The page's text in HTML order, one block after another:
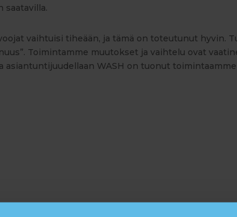
saatavilla.
vaihtuisi tiheään, ja tämä on toteutunut hyvin.
Toimintamme muutokset ja vaihtelu ovat
asiantuntijuudellaan WASH on tuonut toimintaamme